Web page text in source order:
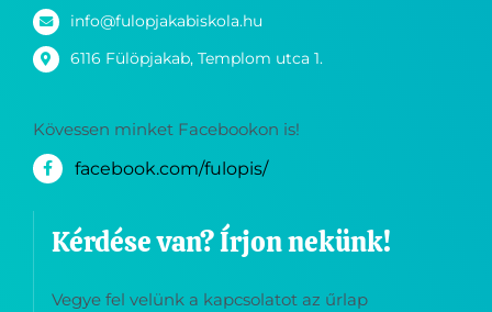
+36 76 / 587 630
info@fulopjakabiskola.hu
Kövessen minket Facebookon is!